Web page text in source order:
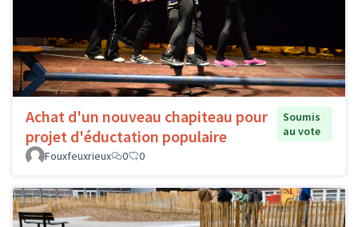
Achat d'un nouveau chapiteau pour
projet d'éductation populaire
Soumis
au vote
Fouxfeuxrieux
0 0